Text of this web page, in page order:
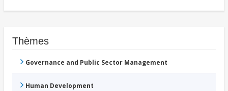
Thèmes
Governance and Public Sector Management
Human Development